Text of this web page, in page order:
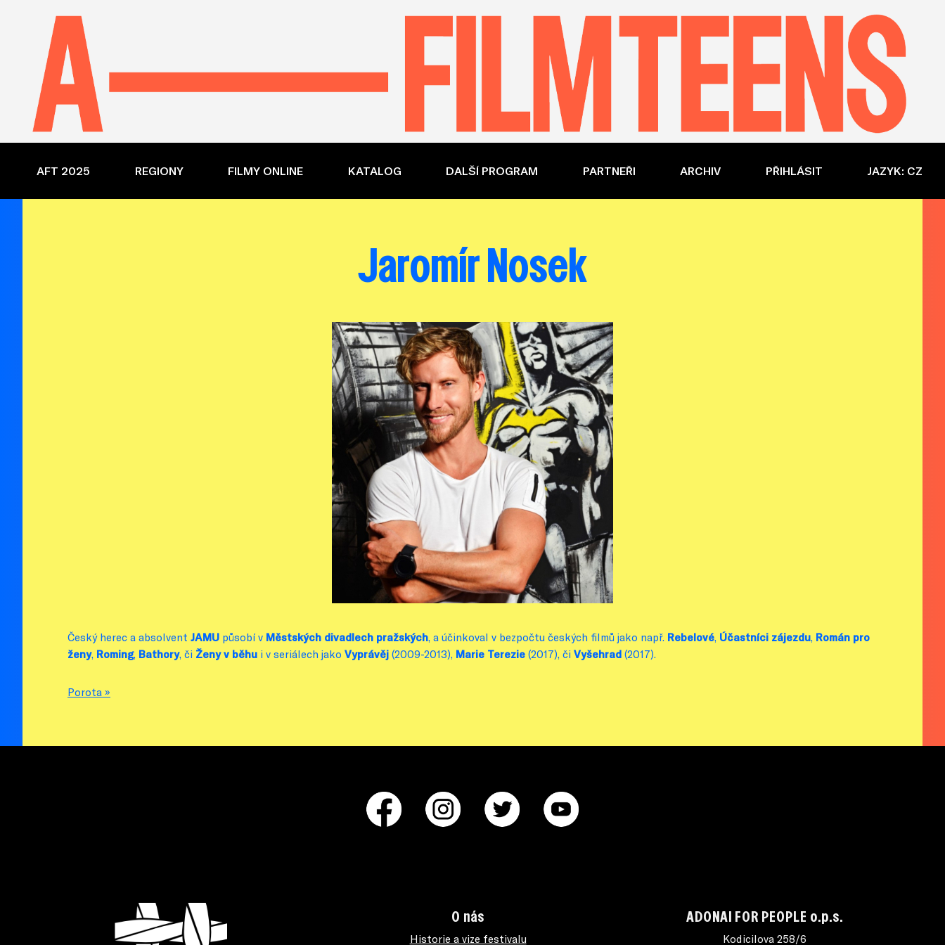
AFT 2025 REGIONY FILMY ONLINE KATALOG DALŠÍ PROGRAM PARTNEŘI ARCHIV PŘIHLÁSIT JAZYK: CZ
Jaromír Nosek
Český herec a absolvent JAMU působí v Městských divadlech pražských, a účinkoval v bezpočtu českých filmů jako např. Rebelové, Účastníci zájezdu, Román pro
ženy, Roming, Bathory, či Ženy v běhu i v seriálech jako Vyprávěj (2009-2013), Marie Terezie (2017), či Vyšehrad (2017).
Porota »
O nás
Historie a vize festivalu
ADONAI FOR PEOPLE o.p.s.
Kodicilova 258/6